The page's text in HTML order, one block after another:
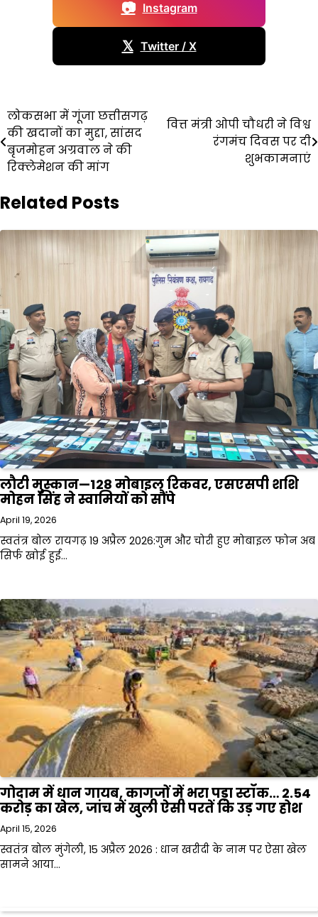
📷 Instagram
𝕏 Twitter / X
Post
navigation
लोकसभा में गूंजा छत्तीसगढ़
की खदानों का मुद्दा, सांसद
बृजमोहन अग्रवाल ने की
रिक्लेमेशन की मांग
वित्त मंत्री ओपी चौधरी ने विश्व
रंगमंच दिवस पर दी
शुभकामनाएं
Related Posts
लौटी मुस्कान—128 मोबाइल रिकवर, एसएसपी शशि
मोहन सिंह ने स्वामियों को सौंपे
April 19, 2026
स्वतंत्र बोल रायगढ़ 19 अप्रैल 2026:गुम और चोरी हुए मोबाइल फोन अब
सिर्फ खोई हुई…
गोदाम में धान गायब, कागजों में भरा पड़ा स्टॉक… 2.54
करोड़ का खेल, जांच में खुली ऐसी परतें कि उड़ गए होश
April 15, 2026
स्वतंत्र बोल मुंगेली, 15 अप्रैल 2026 : धान खरीदी के नाम पर ऐसा खेल
सामने आया…